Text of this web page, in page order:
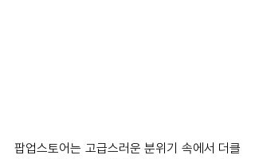
팝업스토어는 고급스러운 분위기 속에서 더클